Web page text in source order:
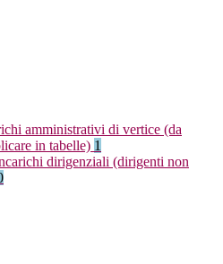
amministrativi di vertice (da
in tabelle) 1
dirigenziali (dirigenti non